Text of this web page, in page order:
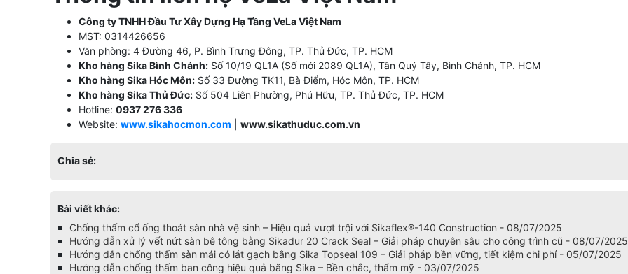
Công ty TNHH Đầu Tư Xây Dựng Hạ Tầng VeLa Việt Nam
MST: 0314426656
Văn phòng: 4 Đường 46, P. Bình Trưng Đông, TP. Thủ Đức, TP. HCM
Kho hàng Sika Bình Chánh: Số 10/19 QL1A (Số mới 2089 QL1A), Tân Quý Tây, Bình Chánh, TP. HCM
Kho hàng Sika Hóc Môn: Số 33 Đường TK11, Bà Điểm, Hóc Môn, TP. HCM
Kho hàng Sika Thủ Đức: Số 504 Liên Phường, Phú Hữu, TP. Thủ Đức, TP. HCM
Hotline: 0937 276 336
Website: www.sikahocmon.com www.sikathuduc.com.vn
Chia sẻ:
Bài viết khác:
Chống thấm cổ ống thoát sàn nhà vệ sinh – Hiệu quả vượt trội với Sikaflex®-140 Construction - 08/07/2025
Hướng dẫn xử lý vết nứt sàn bê tông bằng Sikadur 20 Crack Seal – Giải pháp chuyên sâu cho công trình cũ - 08/07/2025
Hướng dẫn chống thấm sàn mái có lát gạch bằng Sika Topseal 109 – Giải pháp bền vững, tiết kiệm chi phí - 05/07/2025
Hướng dẫn chống thấm ban công hiệu quả bằng Sika – Bền chắc, thẩm mỹ - 03/07/2025